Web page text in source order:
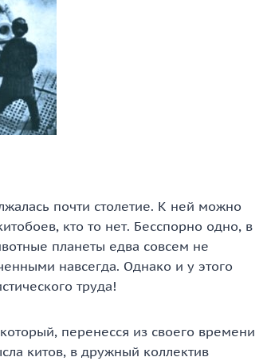
почти столетие. К ней можно
кто то нет. Бесспорно одно, в
планеты едва совсем не
навсегда. Однако и у этого
труда!
перенесся из своего времени
китов, в дружный коллектив